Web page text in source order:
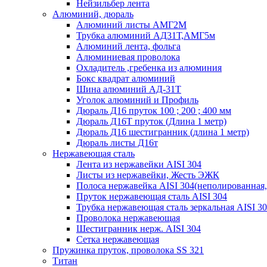
Нейзильбер лента
Алюминий, дюраль
Алюминий листы АМГ2М
Трубка алюминий АД31Т,АМГ5м
Алюминий лента, фольга
Алюминиевая проволока
Охладитель ,гребенка из алюминия
Бокс квадрат алюминий
Шина алюминий АД-31Т
Уголок алюминий и Профиль
Дюраль Д16 пруток 100 ; 200 ; 400 мм
Дюраль Д16Т пруток (Длина 1 метр)
Дюраль Д16 шестигранник (длина 1 метр)
Дюраль листы Д16т
Нержавеющая сталь
Лента из нержавейки AISI 304
Листы из нержавейки, Жесть ЭЖК
Полоса нержавейка АISI
Пруток нержавеющая сталь AISI 304
Трубка нержавеющая сталь зеркальная AISI
Проволока нержавеющая
Шестигранник нерж. AISI 304
Сетка нержавеющая
Пружинка пруток, проволока SS 321
Титан